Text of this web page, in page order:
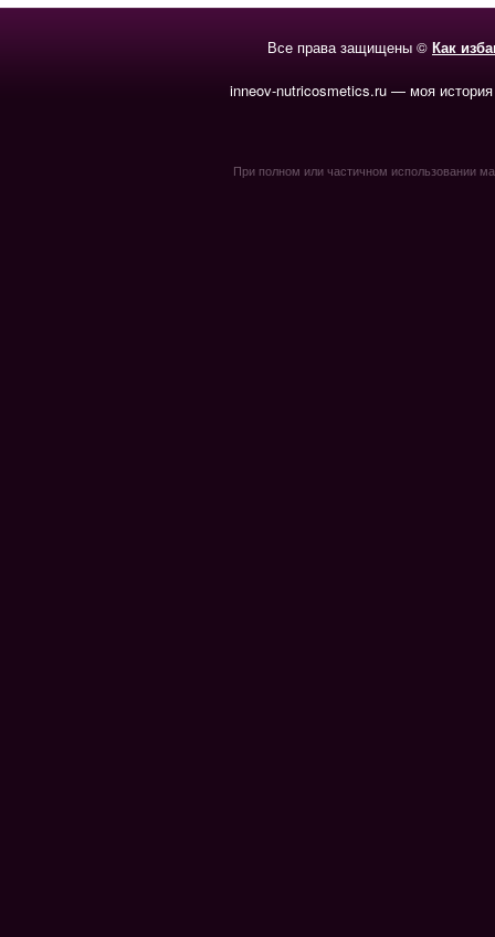
Все права защищены © Как
inneov-nutricosmetics.ru — моя
При полном или частичном использовании